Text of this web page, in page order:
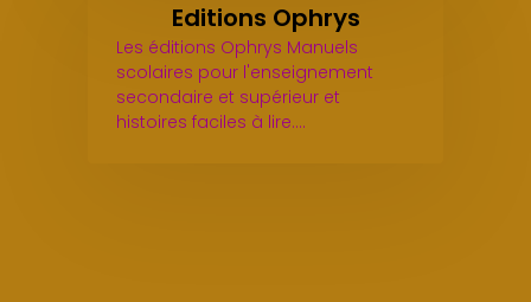
Editions Ophrys
Les éditions Ophrys Manuels
scolaires pour l'enseignement
secondaire et supérieur et
histoires faciles à lire.…